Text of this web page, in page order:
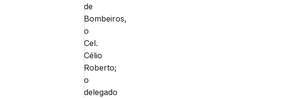
de
Bombeiros,
o
Cel.
Célio
Roberto;
o
delegado